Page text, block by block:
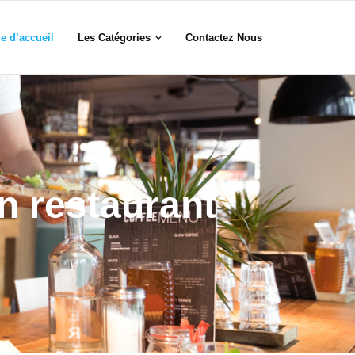
d’accueil Les Catégories Contactez Nous